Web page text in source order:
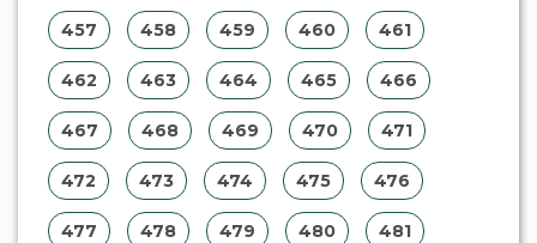
457 458 459 460 461
462 463 464 465 466
467 468 469 470 471
472 473 474 475 476
477 478 479 480 481